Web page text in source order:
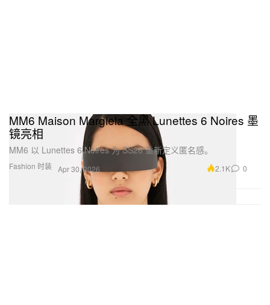
Fashion 时装
MM6 Maison Margiela 全黑 Lunettes 6 Noires 墨
镜亮相
MM6 以 Lunettes 6 Noires 为 SS26 重新定义匿名感。
Apr 30, 2026 2.1K 0